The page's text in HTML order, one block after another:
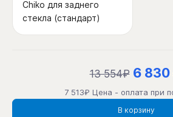
Chiko для заднего
стекла (стандарт)
13 554₽ 6 830
7 513₽ Цена - оплата при
В корзину